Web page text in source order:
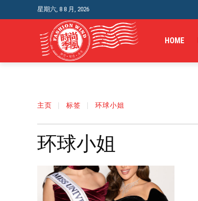
星期六, 8 8 月, 2026
HOME
主页 标签 环球小姐
环球小姐